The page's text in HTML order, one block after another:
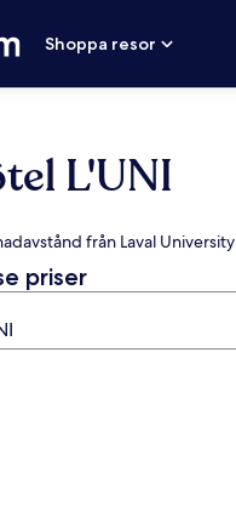
Shoppa resor
L'UNI
från Laval University
priser